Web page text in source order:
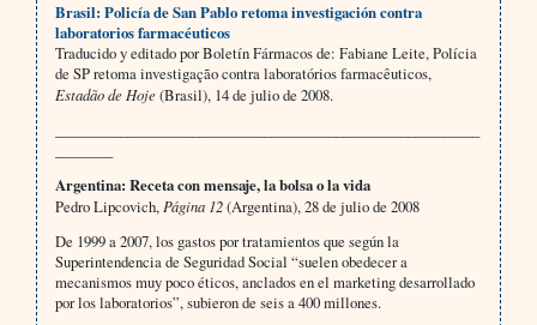
Brasil: Policía de San Pablo retoma investigación contra
laboratorios farmacéuticos
Traducido y editado por Boletín Fármacos de: Fabiane Leite, Polícia
de SP retoma investigação contra laboratórios farmacêuticos,
Estadão de Hoje(Brasil), 14 de julio de 2008.
Argentina: Receta con mensaje, la bolsa o la vida
Pedro Lipcovich, Página 12(Argentina), 28 de julio de 2008
De 1999 a 2007, los gastos por tratamientos que según la
Superintendencia de Seguridad Social “suelen obedecer a
mecanismos muy poco éticos, anclados en el marketing desarrollado
por los laboratorios”, subieron de seis a 400 millones.